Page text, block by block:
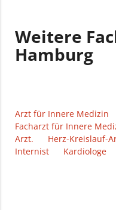
Weitere
Hamburg
Arzt für Innere Medizin
Facharzt für Innere
Arzt.
Herz-Kreislauf-
Internist
Kardiologe